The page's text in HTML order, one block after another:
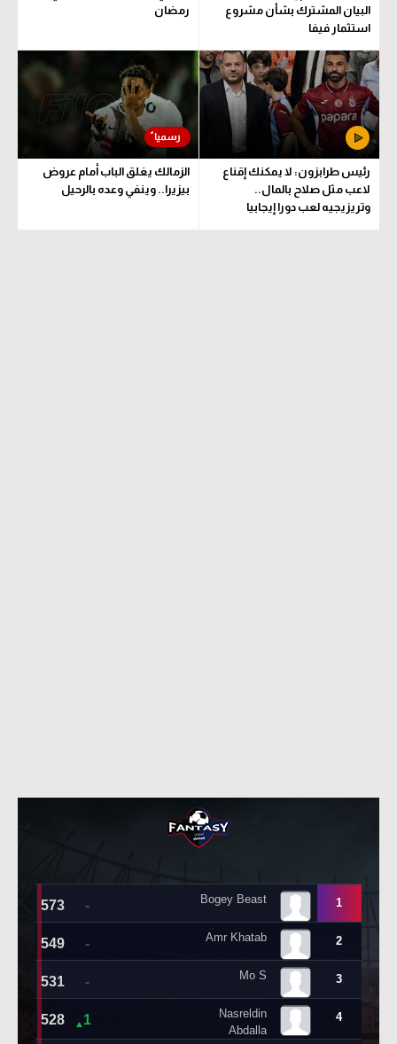
البيان المشترك بشأن مشروع
استثمار فيفا
رمضان
رئيس طرابزون: لا يمكنك إقناع
لاعب مثل صلاح بالمال..
وتريزيجيه لعب دورا إيجابيا
الزمالك يغلق الباب أمام عروض
بيزيرا.. وينفي وعده بالرحيل